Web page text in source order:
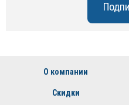
О компании
Скидки